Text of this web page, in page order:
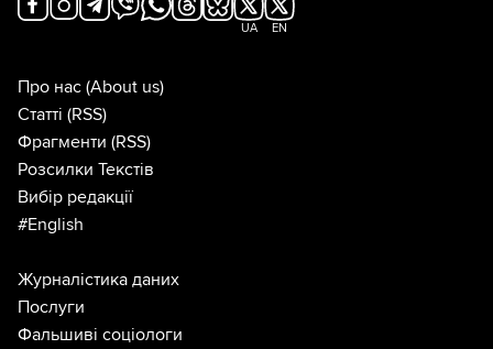
UA EN
Про нас (About us)
Статті (RSS)
Фрагменти (RSS)
Розсилки Текстів
Вибір редакції
#English
Журналістика даних
Послуги
Фальшиві соціологи